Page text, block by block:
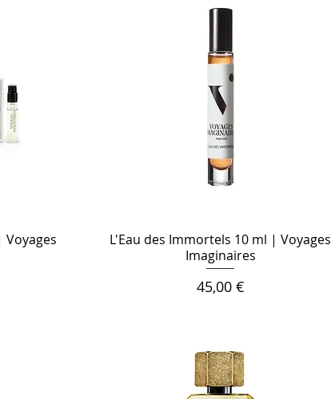
Voyages
L'Eau des Immortels 10 ml | Voyages
Imaginaires
Цена
45,00 €